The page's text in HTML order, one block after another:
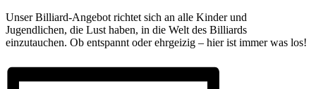
Unser Billiard-Angebot richtet sich an alle Kinder und
Jugendlichen, die Lust haben, in die Welt des Billiards
einzutauchen. Ob entspannt oder ehrgeizig – hier ist immer was los!